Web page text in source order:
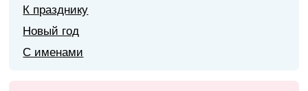
К празднику
Новый год
С именами